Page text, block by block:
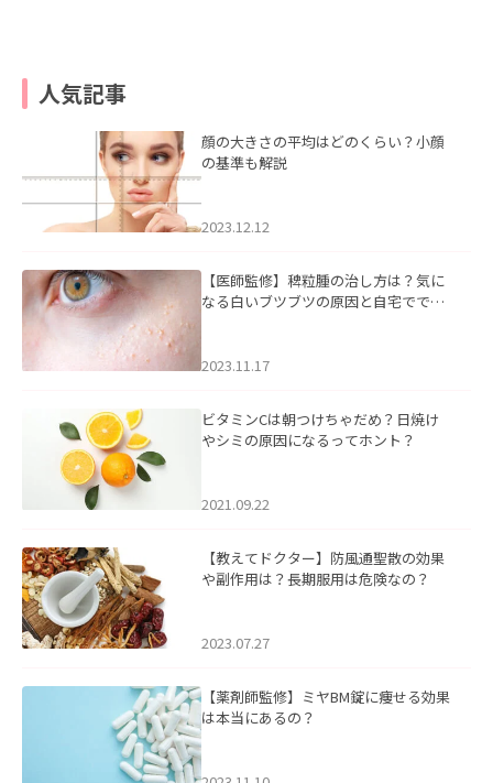
人気記事
顔の大きさの平均はどのくらい？小顔
の基準も解説
2023.12.12
【医師監修】稗粒腫の治し方は？気に
なる白いブツブツの原因と自宅ででき
2023.11.17
ビタミンCは朝つけちゃだめ？日焼け
やシミの原因になるってホント？
2021.09.22
【教えてドクター】防風通聖散の効果
や副作用は？長期服用は危険なの？
2023.07.27
【薬剤師監修】ミヤBM錠に痩せる効果
は本当にあるの？